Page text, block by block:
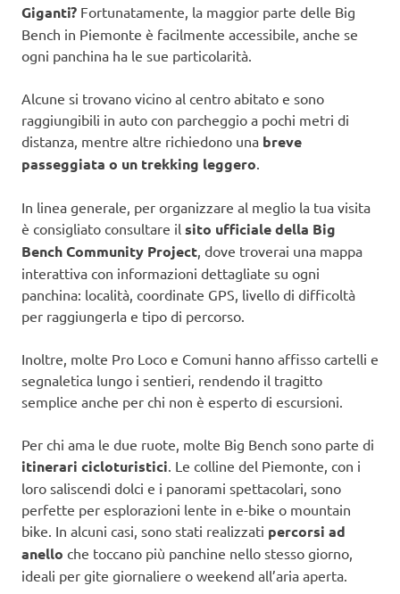
Giganti? Fortunatamente, la maggior parte delle Big
Bench in Piemonte è facilmente accessibile, anche se
ogni panchina ha le sue particolarità.
Alcune si trovano vicino al centro abitato e sono
raggiungibili in auto con parcheggio a pochi metri di
distanza, mentre altre richiedono una breve
passeggiata o un trekking leggero
In linea generale, per organizzare al meglio la tua visita
è consigliato consultare il sito ufficiale della Big
Bench Community Project , dove troverai una mappa
interattiva con informazioni dettagliate su ogni
panchina: località, coordinate GPS, livello di difficoltà
per raggiungerla e tipo di percorso.
Inoltre, molte Pro Loco e Comuni hanno affisso cartelli e
segnaletica lungo i sentieri, rendendo il tragitto
semplice anche per chi non è esperto di escursioni.
Per chi ama le due ruote, molte Big Bench sono parte di
itinerari cicloturistici . Le colline del Piemonte, con i
loro saliscendi dolci e i panorami spettacolari, sono
perfette per esplorazioni lente in e-bike o mountain
bike. In alcuni casi, sono stati realizzati percorsi ad
anello che toccano più panchine nello stesso giorno,
ideali per gite giornaliere o weekend all’aria aperta.